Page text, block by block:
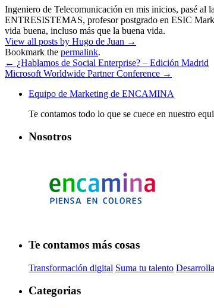
Ingeniero de Telecomunicación en mis inicios, pasé
ENTRESISTEMAS, profesor postgrado en ESIC
vida buena, incluso más que la buena vida.
View all posts by Hugo de Juan →
Bookmark the permalink.
← ¿Hablamos de Social Enterprise? – Edición Madrid
Microsoft Worldwide Partner Conference →
Equipo de Marketing de ENCAMINA
Te contamos todo lo que se cuece en nuestro
Nosotros
Te contamos más cosas
Transformación digital Suma tu talento
Categorias